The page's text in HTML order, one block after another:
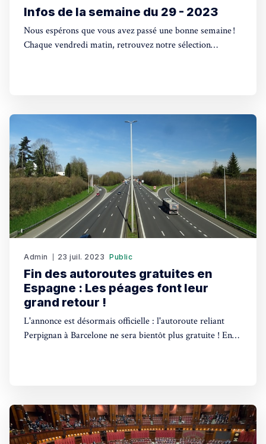
Infos de la semaine du 29 - 2023
Nous espérons que vous avez passé une bonne semaine !
Chaque vendredi matin, retrouvez notre sélection
divergentsLa
Admin 23 juil. 2023 Public
Fin des autoroutes gratuites en
Espagne : Les péages font leur
grand retour !
L'annonce est désormais officielle : l'autoroute reliant
Perpignan à Barcelone ne sera bientôt plus gratuite ! En